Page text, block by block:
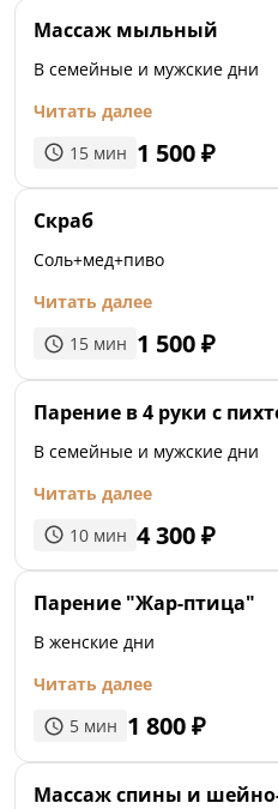
Массаж мыльный
В семейные и мужские дни
Читать далее
15 мин 1 500₽
Скраб
Соль+мед+пиво
Читать далее
15 мин 1 500₽
Парение в 4 руки с
В семейные и мужские дни
Читать далее
10 мин 4 300₽
Парение "Жар-птица"
В женские дни
Читать далее
5 мин 1 800₽
Массаж спины и